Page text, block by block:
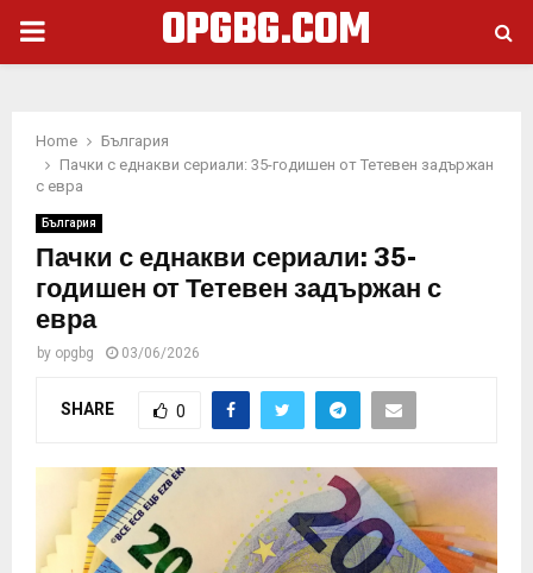
PRIMARY
OPGBG.COM
Home
България
Пачки с еднакви сериали: 35-годишен от Тетевен задържан
с евра
България
Пачки с еднакви сериали: 35-
годишен от Тетевен задържан с
евра
by opgbg 03/06/2026
SHARE 0